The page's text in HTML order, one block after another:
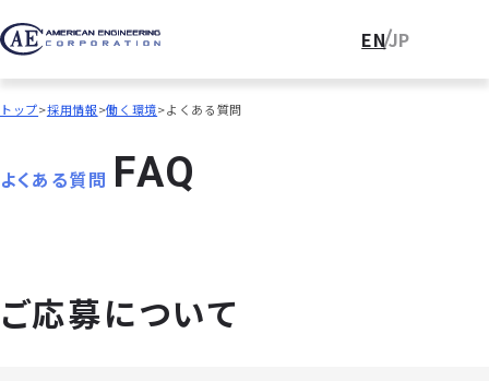
ENJP
トップ 採用情報 働く環境 よくある質問
よくある質問 FAQ
ご応募について